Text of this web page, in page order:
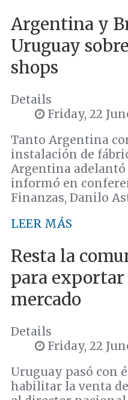
Argentina y
Uruguay
shops
Details
Friday, 22
Tanto Argentina
instalación de
Argentina
informó en
Finanzas, Danilo
LEER MÁS
Resta la
para exportar
mercado
Details
Friday, 22
Uruguay pasó con
habilitar la venta